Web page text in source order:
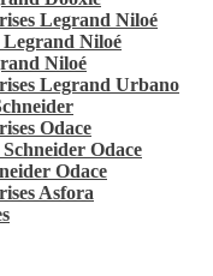
Legrand Niloé
Legrand Niloé
Niloé
Legrand Urbano
Odace
Odace
Odace
Asfora